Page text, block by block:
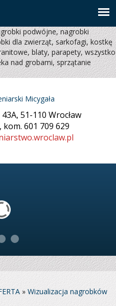
podwójne, nagrobki
dla zwierząt, sarkofagi, kostkę
blaty, parapety, wszystko
nad grobami, sprzątanie
51-110 Wrocław
kom. 601 709 629
» Wizualizacja nagrobków